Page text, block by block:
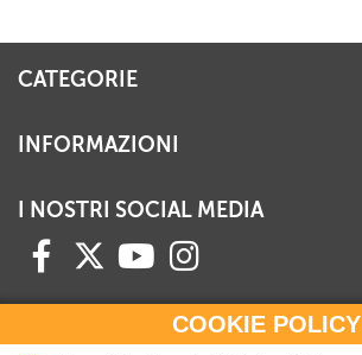
COOKIE POLICY
CATEGORIE
INFORMAZIONI
I NOSTRI SOCIAL MEDIA
HAI BISOGNO DI INFORMAZIONI?